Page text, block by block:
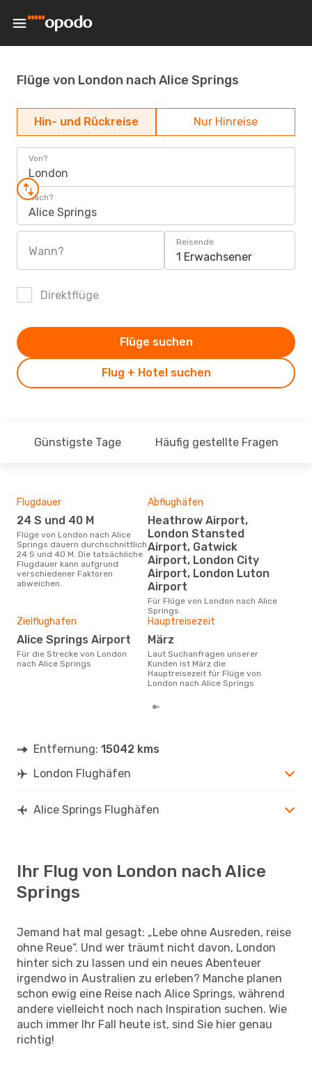
Flüge von London nach Alice Springs
Hin- und Rückreise Nur Hinreise
Von?
London
Nach?
Alice Springs
Wann?
Reisende
1 Erwachsener
Direktflüge
Flug + Hotel suchen
Flüge suchen
Günstigste Tage Häufig gestellte Fragen
Flugdauer
24 S und 40 M
Flüge von London nach Alice
Springs dauern durchschnittlich
24 S und 40 M. Die tatsächliche
Flugdauer kann aufgrund
verschiedener Faktoren
abweichen.
Abflughäfen
Heathrow Airport,
London Stansted
Airport, Gatwick
Airport, London City
Airport, London Luton
Airport
Für Flüge von London nach Alice
Springs
Zielflughafen
Alice Springs Airport
Für die Strecke von London
nach Alice Springs
Hauptreisezeit
März
Laut Suchanfragen unserer
Kunden ist März die
Hauptreisezeit für Flüge von
London nach Alice Springs
Entfernung: 15042 kms
London Flughäfen
Alice Springs Flughäfen
Ihr Flug von London nach Alice
Springs
Jemand hat mal gesagt: „Lebe ohne Ausreden, reise
ohne Reue“. Und wer träumt nicht davon, London
hinter sich zu lassen und ein neues Abenteuer
irgendwo in Australien zu erleben? Manche planen
schon ewig eine Reise nach Alice Springs, während
andere vielleicht noch nach Inspiration suchen. Wie
auch immer Ihr Fall heute ist, sind Sie hier genau
richtig!